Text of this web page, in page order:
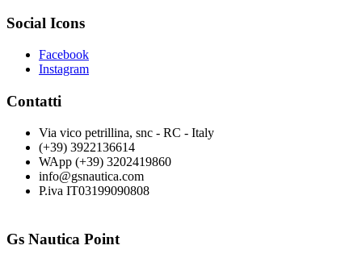
Social Icons
Facebook
Instagram
Contatti
Via vico petrillina, snc - RC - Italy
(+39) 3922136614
WApp (+39) 3202419860
info@gsnautica.com
P.iva IT03199090808
Gs Nautica Point